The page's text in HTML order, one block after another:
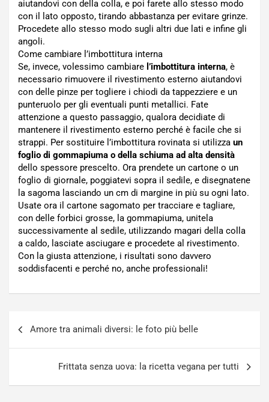
aiutandovi con della colla, e poi farete allo stesso modo
con il lato opposto, tirando abbastanza per evitare grinze.
Procedete allo stesso modo sugli altri due lati e infine gli
angoli.
Come cambiare l’imbottitura interna
Se, invece, volessimo cambiare l’imbottitura interna, è
necessario rimuovere il rivestimento esterno aiutandovi
con delle pinze per togliere i chiodi da tappezziere e un
punteruolo per gli eventuali punti metallici. Fate
attenzione a questo passaggio, qualora decidiate di
mantenere il rivestimento esterno perché è facile che si
strappi. Per sostituire l’imbottitura rovinata si utilizza un
foglio di gommapiuma o della schiuma ad alta densità
dello spessore prescelto. Ora prendete un cartone o un
foglio di giornale, poggiatevi sopra il sedile, e disegnatene
la sagoma lasciando un cm di margine in più su ogni lato.
Usate ora il cartone sagomato per tracciare e tagliare,
con delle forbici grosse, la gommapiuma, unitela
successivamente al sedile, utilizzando magari della colla
a caldo, lasciate asciugare e procedete al rivestimento.
Con la giusta attenzione, i risultati sono davvero
soddisfacenti e perché no, anche professionali!
Amore tra animali diversi: le foto più belle
Frittata senza uova: la ricetta vegana per tutti